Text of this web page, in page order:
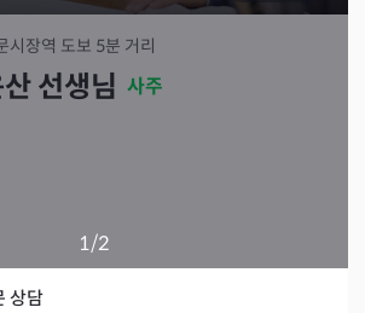
시장역 도보 5분 거리
선생님 사주
1/2
상담